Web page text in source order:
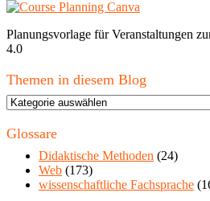
Planungsvorlage für Veranstaltungen
4.0
Themen in diesem Blog
Themen
diesem
Glossare
Didaktische Methoden (24)
Web (173)
wissenschaftliche Fachsprache